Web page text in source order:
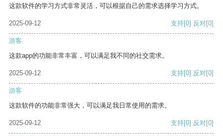
这款软件的学习方式非常灵活，可以根据自己的需求选择学习方式。
2025-09-12 支持[0] 反对[0]
游客
这款app的功能非常丰富，可以满足我不同的社交需求。
2025-09-12 支持[0] 反对[0]
游客
这款软件的功能非常强大，可以满足我日常使用的需求。
2025-09-12 支持[0] 反对[0]